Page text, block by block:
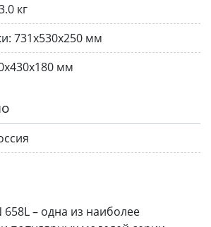
кг
731х530х250 мм
мм
658L – одна из наиболее